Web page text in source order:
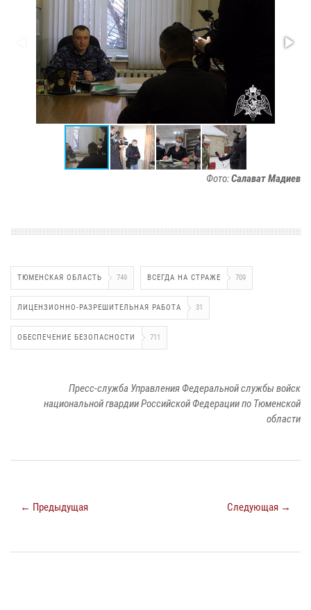
Фото:Салават Мадиев
ТЮМЕНСКАЯ ОБЛАСТЬ 749 ВСЕГДА НА СТРАЖЕ 709
ЛИЦЕНЗИОННО-РАЗРЕШИТЕЛЬНАЯ РАБОТА 31
ОБЕСПЕЧЕНИЕ БЕЗОПАСНОСТИ 711
Пресс-служба Управления Федеральной службы войск
национальной гвардии Российской Федерации по Тюменской
области
← Предыдущая Следующая →